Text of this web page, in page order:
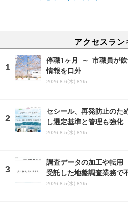
アクセスラン
停職1ヶ月 ～ 市職員が
情報を口外
2026.8.6(木) 8:05
セシール、再発防止のた
し選定基準と管理も強化
2026.8.5(水) 8:05
調査データの加工や転用
受託した地盤調査業務で
2026.8.5(水) 8:05